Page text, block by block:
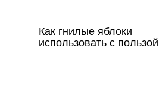
Как гнилые яблоки
использовать с пользой